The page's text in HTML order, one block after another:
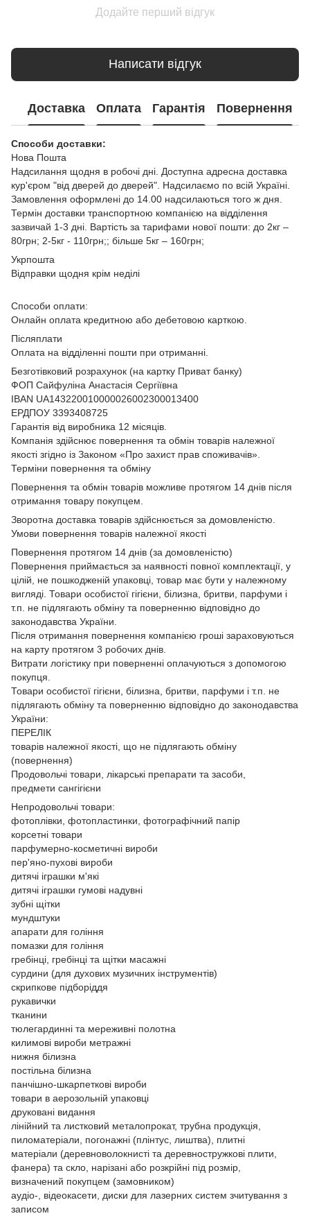
Додайте перший відгук
Написати відгук
Доставка Оплата Гарантія Повернення
Способи доставки:
Нова Пошта
Надсилання щодня в робочі дні. Доступна адресна доставка
кур'єром "від дверей до дверей". Надсилаємо по всій Україні.
Замовлення оформлені до 14.00 надсилаються того ж дня.
Термін доставки транспортною компанією на відділення
зазвичай 1-3 дні. Вартість за тарифами нової пошти: до 2кг –
80грн; 2-5кг - 110грн;; більше 5кг – 160грн;
Укрпошта
Відправки щодня крім неділі
Способи оплати:
Онлайн оплата кредитною або дебетовою карткою.
Післяплати
Оплата на відділенні пошти при отриманні.
Безготівковий розрахунок (на картку Приват банку)
ФОП Сайфуліна Анастасія Сергіївна
IBAN UA143220010000026002300013400
ЕРДПОУ 3393408725
Гарантія від виробника 12 місяців.
Компанія здійснює повернення та обмін товарів належної
якості згідно із Законом «Про захист прав споживачів»
Терміни повернення та обміну
Повернення та обмін товарів можливе протягом 14 днів після
отримання товару покупцем.
Зворотна доставка товарів здійснюється за домовленістю.
Умови повернення товарів належної якості
Повернення протягом 14 днів (за домовленістю)
Повернення приймається за наявності повної комплектації, у
цілій, не пошкодженій упаковці, товар має бути у належному
вигляді. Товари особистої гігієни, білизна, бритви, парфуми і
т.п. не підлягають обміну та поверненню відповідно до
законодавства України.
Після отримання повернення компанією гроші зараховуються
на карту протягом 3 робочих днів.
Витрати логістику при поверненні оплачуються з допомогою
покупця.
Товари особистої гігієни, білизна, бритви, парфуми і т.п. не
підлягають обміну та поверненню відповідно до законодавства
України:
ПЕРЕЛІК
товарів належної якості, що не підлягають обміну
(повернення)
Продовольчі товари, лікарські препарати та засоби,
предмети сангігієни
Непродовольчі товари:
фотоплівки, фотопластинки, фотографічний папір
корсетні товари
парфумерно-косметичні вироби
пер'яно-пухові вироби
дитячі іграшки м'які
дитячі іграшки гумові надувні
зубні щітки
мундштуки
апарати для гоління
помазки для гоління
гребінці, гребінці та щітки масажні
сурдини (для духових музичних інструментів)
скрипкове підборіддя
рукавички
тканини
тюлегардинні та мереживні полотна
килимові вироби метражні
нижня білизна
постільна білизна
панчішно-шкарпеткові вироби
товари в аерозольній упаковці
друковані видання
лінійний та листковий металопрокат, трубна продукція,
пиломатеріали, погонажні (плінтус, лиштва), плитні
матеріали (деревноволокнисті та деревностружкові плити,
фанера) та скло, нарізані або розкрійні під розмір,
визначений покупцем (замовником)
аудіо-, відеокасети, диски для лазерних систем зчитування з
записом